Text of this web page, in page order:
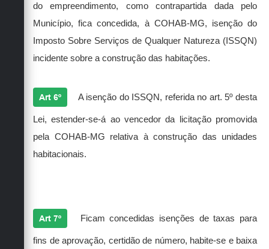
do empreendimento, como contrapartida dada pelo
Município, fica concedida, à COHAB-MG, isenção do
Imposto Sobre Serviços de Qualquer Natureza (ISSQN)
incidente sobre a construção das habitações.
Art 6º A isenção do ISSQN, referida no art. 5º desta
Lei, estender-se-á ao vencedor da licitação promovida
pela COHAB-MG relativa à construção das unidades
habitacionais.
Art 7º Ficam concedidas isenções de taxas para
fins de aprovação, certidão de número, habite-se e baixa